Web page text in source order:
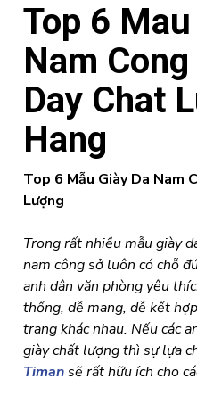
Top 6
Nam
Day Chat
Hang
Top 6 Mẫu Giày Da Nam
Lượng
Trong rất nhiều mẫu giày
nam công sở luôn có chỗ
anh dân văn phòng yêu
thống, dễ mang, dễ kết
trang khác nhau. Nếu các
giày chất lượng thì sự lựa
Timansẽ rất hữu ích cho